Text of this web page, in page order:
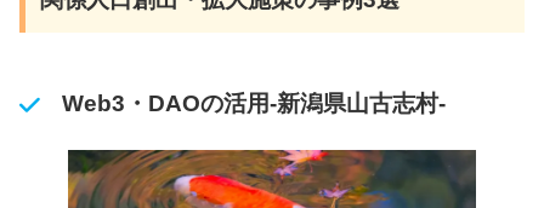
Web3・DAOの活用-新潟県山古志村-